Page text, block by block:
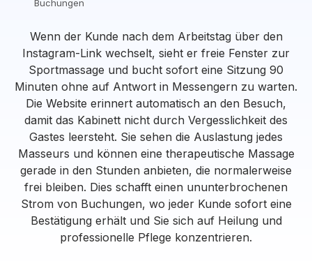
Buchungen
Wenn der Kunde nach dem Arbeitstag über den
Instagram-Link wechselt, sieht er freie Fenster zur
Sportmassage und bucht sofort eine Sitzung 90
Minuten ohne auf Antwort in Messengern zu warten.
Die Website erinnert automatisch an den Besuch,
damit das Kabinett nicht durch Vergesslichkeit des
Gastes leersteht. Sie sehen die Auslastung jedes
Masseurs und können eine therapeutische Massage
gerade in den Stunden anbieten, die normalerweise
frei bleiben. Dies schafft einen ununterbrochenen
Strom von Buchungen, wo jeder Kunde sofort eine
Bestätigung erhält und Sie sich auf Heilung und
professionelle Pflege konzentrieren.